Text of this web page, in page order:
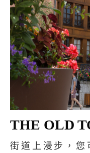
THE OLD
街道上漫步，您可以前往鄰近“Notre-Dame de